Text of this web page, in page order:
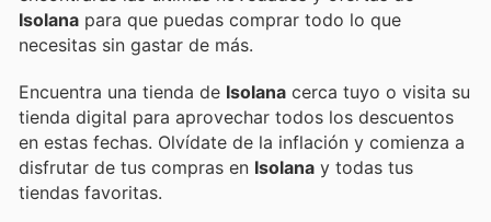
Isolana para que puedas comprar todo lo que
necesitas sin gastar de más.
Encuentra una tienda de Isolana cerca tuyo o visita su
tienda digital para aprovechar todos los descuentos
en estas fechas. Olvídate de la inflación y comienza a
disfrutar de tus compras en Isolana y todas tus
tiendas favoritas.